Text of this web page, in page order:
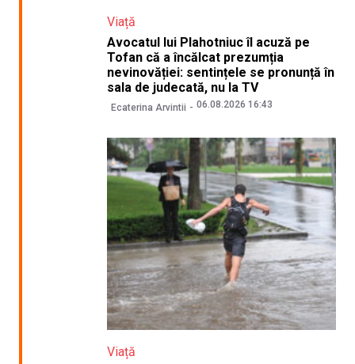
Viață
Avocatul lui Plahotniuc îl acuză pe
Tofan că a încălcat prezumția
nevinovăției: sentințele se pronunță în
sala de judecată, nu la TV
Ecaterina Arvintii 06.08.2026 16:43
Viață